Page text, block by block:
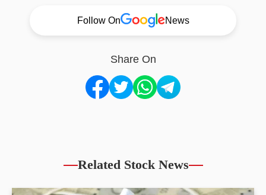
Follow On News
Share On
Related Stock News